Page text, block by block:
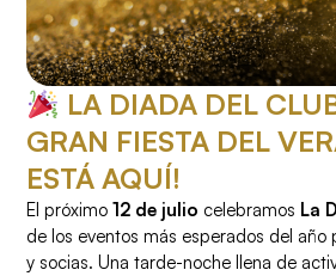
LA DIADA DEL
GRAN FIESTA DEL
ESTÁ AQUÍ!
El próximo12 de julio celebramos La
de los eventos más esperados del año
y socias. Una tarde-noche llena de